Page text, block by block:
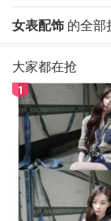
女表配饰 的全部
大家都在抢
1